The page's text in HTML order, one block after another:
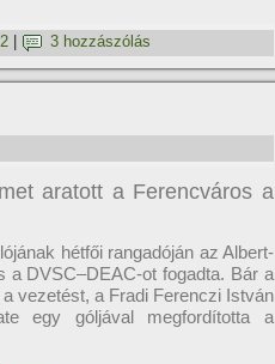
3 hozzászólás
aratott a Ferencváros a
hétfői rangadóján az Albert-
a DVSC–DEAC-ot fogadta. Bár a
vezetést, a Fradi Ferenczi István
egy góljával megfordí­totta a